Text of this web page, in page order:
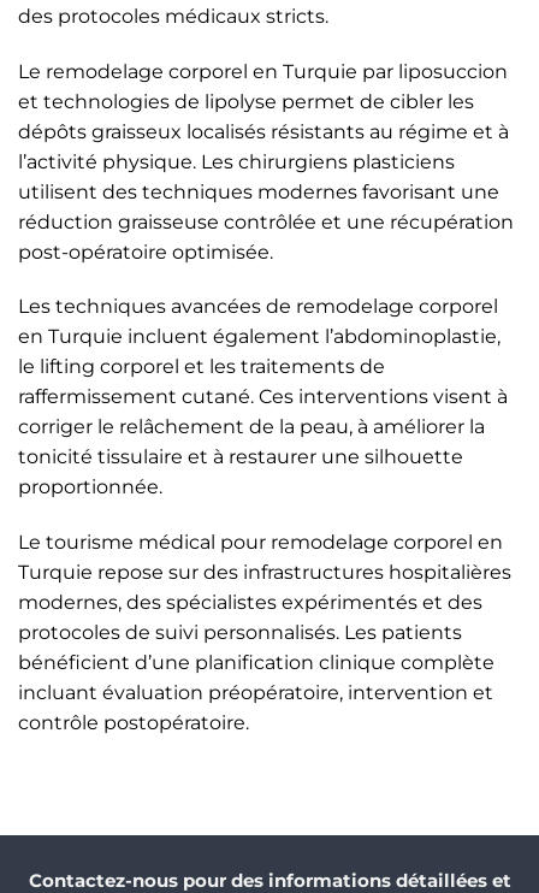
des protocoles médicaux stricts.
Le remodelage corporel en Turquie par liposuccion
et technologies de lipolyse permet de cibler les
dépôts graisseux localisés résistants au régime et à
l’activité physique. Les chirurgiens plasticiens
utilisent des techniques modernes favorisant une
réduction graisseuse contrôlée et une récupération
post-opératoire optimisée.
Les techniques avancées de remodelage corporel
en Turquie incluent également l’abdominoplastie,
le lifting corporel et les traitements de
raffermissement cutané. Ces interventions visent à
corriger le relâchement de la peau, à améliorer la
tonicité tissulaire et à restaurer une silhouette
proportionnée.
Le tourisme médical pour remodelage corporel en
Turquie repose sur des infrastructures hospitalières
modernes, des spécialistes expérimentés et des
protocoles de suivi personnalisés. Les patients
bénéficient d’une planification clinique complète
incluant évaluation préopératoire, intervention et
contrôle postopératoire.
Contactez-nous pour des informations détaillées et